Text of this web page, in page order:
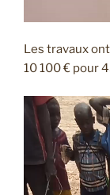
Les travaux
10 100 € pour